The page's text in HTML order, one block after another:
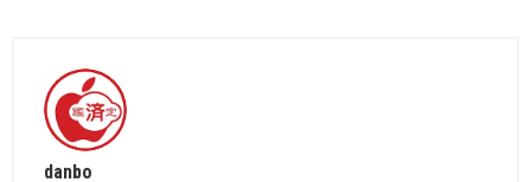
danbo